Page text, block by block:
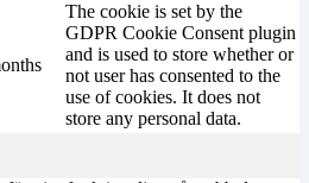
The cookie is set by the
GDPR Cookie Consent plugin
and is used to store whether or
not user has consented to the
use of cookies. It does not
store any personal data.